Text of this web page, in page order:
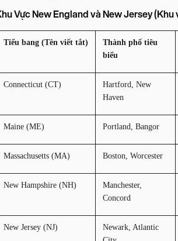
Vực New England và New Jersey (Khu
Tiểu bang (Tên viết tắt)
Thành phố tiêu
biểu
Connecticut (CT)
Hartford, New
Haven
Maine (ME) Portland, Bangor
Massachusetts (MA) Boston, Worcester
New Hampshire (NH)
Manchester,
Concord
New Jersey (NJ)
Newark, Atlantic